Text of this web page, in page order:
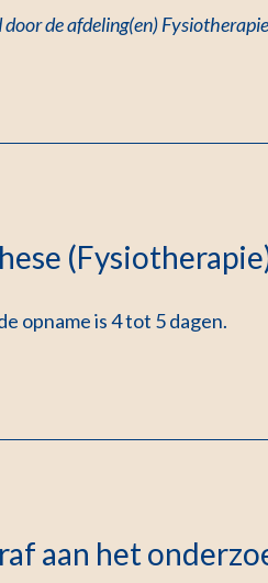
de afdeling(en)
opname is 4 tot 5 dagen.
aan het